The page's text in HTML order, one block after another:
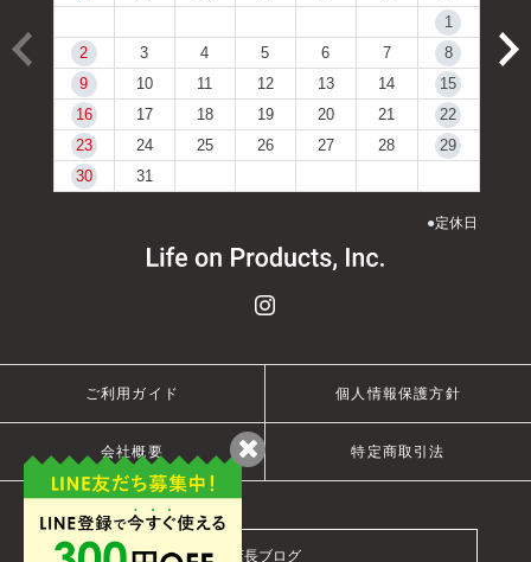
1
2
3 4 5 6 7
8
9
10 11 12 13 14
15
16
17 18 19 20 21
22
23
24 25 26 27 28
29
30
31
●定休日
ご利用ガイド 個人情報保護方針
会社概要 特定商取引法
店長ブログ